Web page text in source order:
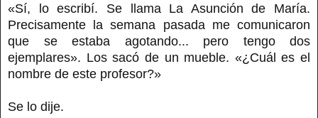
«Sí, lo escribí. Se llama La Asunción de María.
Precisamente la semana pasada me comunicaron
que se estaba agotando... pero tengo dos
ejemplares». Los sacó de un mueble. «¿Cuál es el
nombre de este profesor?»
Se lo dije.